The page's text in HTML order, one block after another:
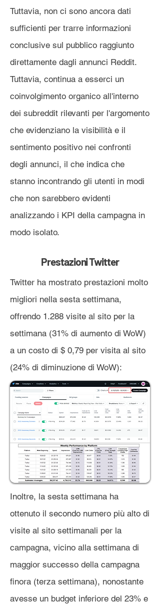
Tuttavia, non ci sono ancora dati
sufficienti per trarre informazioni
conclusive sul pubblico raggiunto
direttamente dagli annunci Reddit.
Tuttavia, continua a esserci un
coinvolgimento organico all'interno
dei subreddit rilevanti per l'argomento
che evidenziano la visibilità e il
sentimento positivo nei confronti
degli annunci, il che indica che
stanno incontrando gli utenti in modi
che non sarebbero evidenti
analizzando i KPI della campagna in
modo isolato.
Prestazioni Twitter
Twitter ha mostrato prestazioni molto
migliori nella sesta settimana,
offrendo 1.288 visite al sito per la
settimana (31% di aumento di WoW)
a un costo di $ 0,79 per visita al sito
(24% di diminuzione di WoW):
Inoltre, la sesta settimana ha
ottenuto il secondo numero più alto di
visite al sito settimanali per la
campagna, vicino alla settimana di
maggior successo della campagna
finora (terza settimana), nonostante
avesse un budget inferiore del 23% e